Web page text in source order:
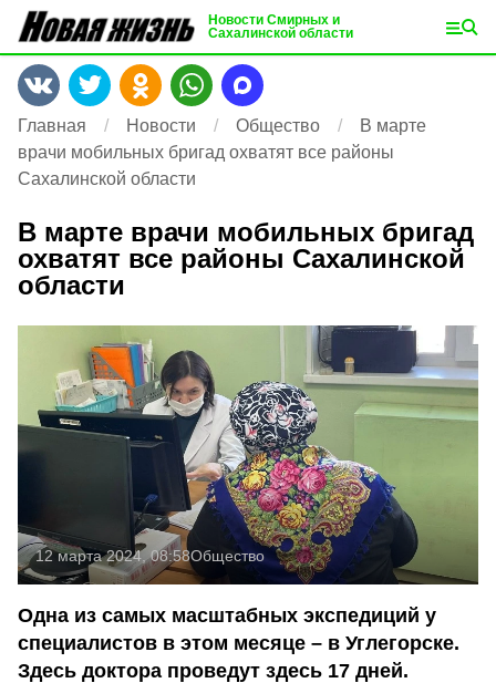
Новости Смирных и
Сахалинской области
Главная Новости Общество
В марте
врачи мобильных бригад охватят все районы
Сахалинской области
В марте врачи мобильных бригад
охватят все районы Сахалинской
области
12 марта 2024, 08:58Общество
Одна из самых масштабных экспедиций у
специалистов в этом месяце – в Углегорске.
Здесь доктора проведут здесь 17 дней.